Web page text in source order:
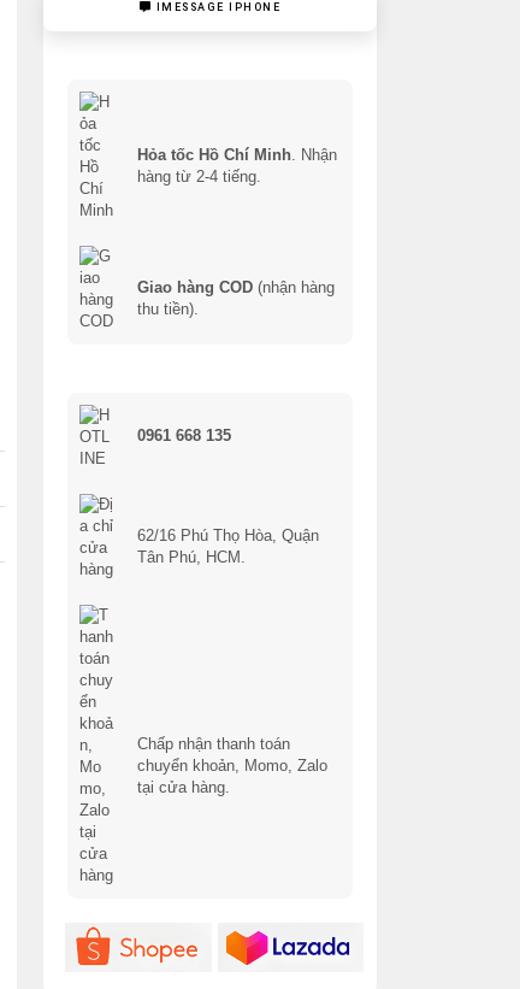
IMESSAGE IPHONE
Hỏa tốc Hồ Chí Minh. Nhận
hàng từ 2-4 tiếng.
Giao hàng COD (nhận hàng
thu tiền).
0961 668 135
62/16 Phú Thọ Hòa, Quận
Tân Phú, HCM.
Chấp nhận thanh toán
chuyển khoản, Momo, Zalo
tại cửa hàng.